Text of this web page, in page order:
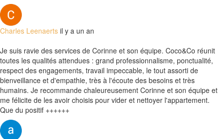
Charles Leenaerts il y a un an
Je suis ravie des services de Corinne et son équipe. Coco&Co réunit
toutes les qualités attendues : grand professionnalisme, ponctualité,
respect des engagements, travail impeccable, le tout assorti de
bienveillance et d'empathie, très à l'écoute des besoins et très
humains. Je recommande chaleureusement Corinne et son équipe et
me félicite de les avoir choisis pour vider et nettoyer l'appartement.
Que du positif ++++++